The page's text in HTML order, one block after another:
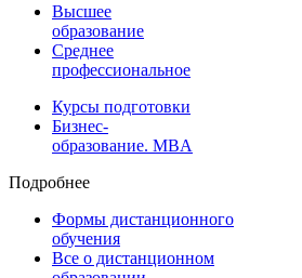
Высшее
образование
Среднее
профессиональное
Курсы подготовки
Бизнес-
образование. MBA
Подробнее
Формы дистанционного
обучения
Все о дистанционном